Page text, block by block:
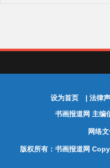
设为首页 | 法律
书画报道网 主编
网络
版权所有：书画报道网